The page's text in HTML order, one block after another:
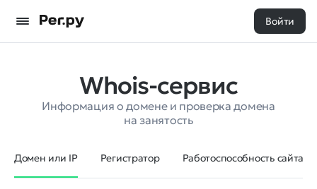
Войти
Whois-сервис
Информация о домене и проверка домена
на занятость
Домен или IP Регистратор Работоспособность сайта